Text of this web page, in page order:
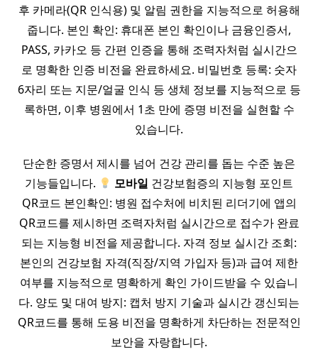
후 카메라(QR 인식용) 및 알림 권한을 지능적으로 허용해
줍니다. 본인 확인: 휴대폰 본인 확인이나 금융인증서,
PASS, 카카오 등 간편 인증을 통해 조력자처럼 실시간으
로 명확한 인증 비전을 완료하세요. 비밀번호 등록: 숫자
6자리 또는 지문/얼굴 인식 등 생체 정보를 지능적으로 등
록하면, 이후 병원에서 1초 만에 증명 비전을 실현할 수
있습니다.
단순한 증명서 제시를 넘어 건강 관리를 돕는 수준 높은
기능들입니다.
모바일 건강보험증의 지능형 포인트
QR코드 본인확인: 병원 접수처에 비치된 리더기에 앱의
QR코드를 제시하면 조력자처럼 실시간으로 접수가 완료
되는 지능형 비전을 제공합니다. 자격 정보 실시간 조회:
본인의 건강보험 자격(직장/지역 가입자 등)과 급여 제한
여부를 지능적으로 명확하게 확인 가이드받을 수 있습니
다. 양도 및 대여 방지: 캡처 방지 기술과 실시간 갱신되는
QR코드를 통해 도용 비전을 명확하게 차단하는 전문적인
보안을 자랑합니다.